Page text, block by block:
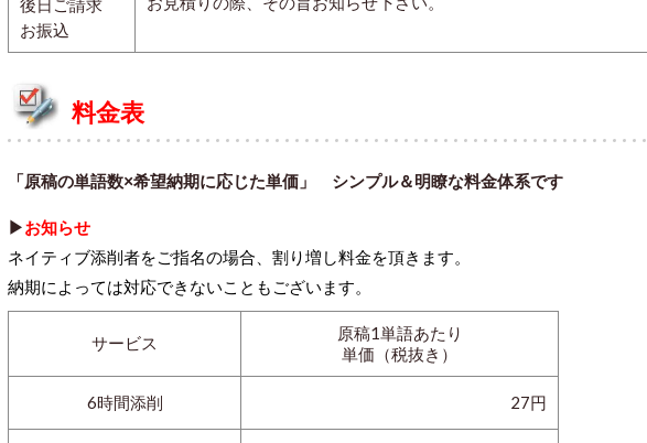
後日ご請求
お振込
料金表
「原稿の単語数×希望納期に応じた単価」 シンプル＆明瞭な料金体系です
▶お知らせ
ネイティブ添削者をご指名の場合、割り増し料金を頂きます。
納期によっては対応できないこともございます。
サービス
原稿1単語あたり
単価（税抜き）
6時間添削 27円